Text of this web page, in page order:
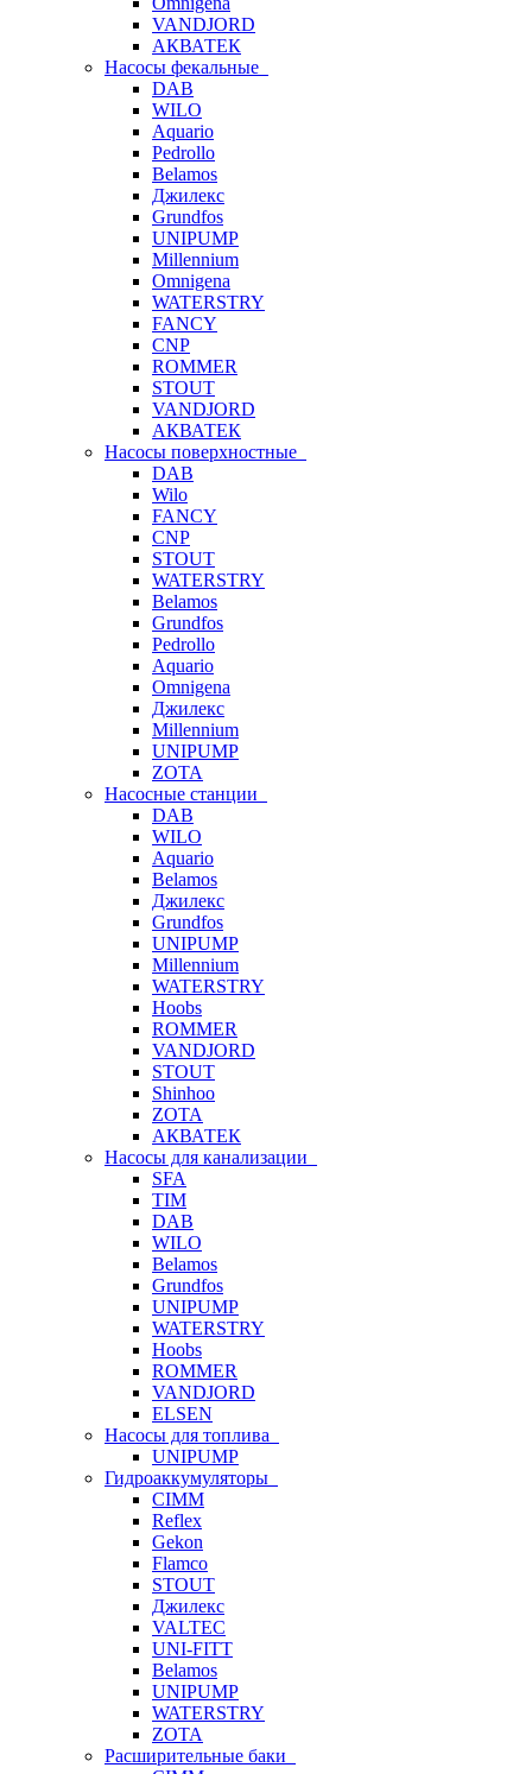
VANDJORD
АКВАТЕК
Насосы фекальные
DAB
WILO
Aquario
Pedrollo
Belamos
Джилекс
Grundfos
UNIPUMP
Millennium
Omnigena
WATERSTRY
FANCY
CNP
ROMMER
STOUT
VANDJORD
АКВАТЕК
Насосы поверхностные
DAB
Wilo
FANCY
CNP
STOUT
WATERSTRY
Belamos
Grundfos
Pedrollo
Aquario
Omnigena
Джилекс
Millennium
UNIPUMP
ZOTA
Насосные станции
DAB
WILO
Aquario
Belamos
Джилекс
Grundfos
UNIPUMP
Millennium
WATERSTRY
Hoobs
ROMMER
VANDJORD
STOUT
Shinhoo
ZOTA
АКВАТЕК
Насосы для канализации
SFA
TIM
DAB
WILO
Belamos
Grundfos
UNIPUMP
WATERSTRY
Hoobs
ROMMER
VANDJORD
ELSEN
Насосы для топлива
UNIPUMP
Гидроаккумуляторы
CIMM
Reflex
Gekon
Flamco
STOUT
Джилекс
VALTEC
UNI-FITT
Belamos
UNIPUMP
WATERSTRY
ZOTA
Расширительные баки